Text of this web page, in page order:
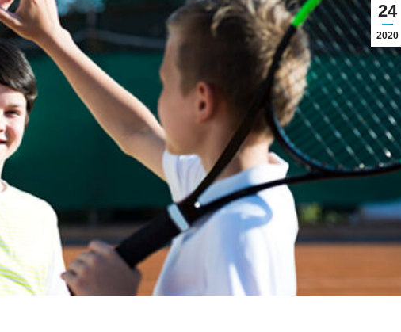
24
2020